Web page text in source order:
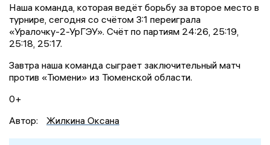
Наша команда, которая ведёт борьбу за второе место в
турнире, сегодня со счётом 3:1 переиграла
«Уралочку-2-УрГЭУ». Счёт по партиям 24:26, 25:19,
25:18, 25:17.
Завтра наша команда сыграет заключительный матч
против «Тюмени» из Тюменской области.
0+
Автор:
Жилкина Оксана